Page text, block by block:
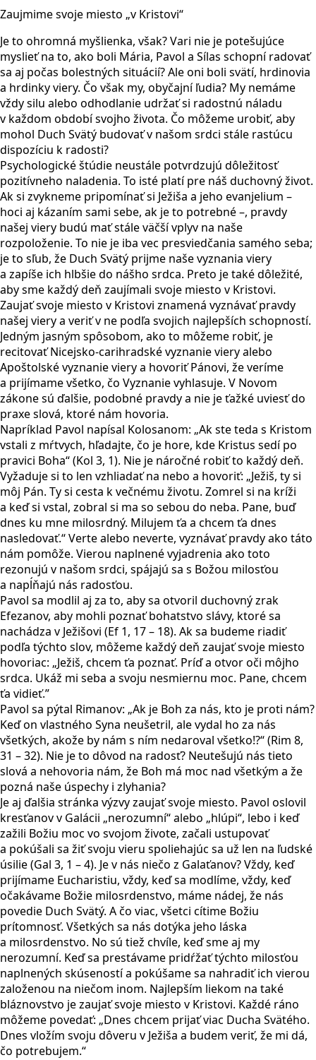
Zaujmime svoje miesto „v Kristovi“
Je to ohromná myšlienka, však? Vari nie je potešujúce
myslieť na to, ako boli Mária, Pavol a Sílas schopní radovať
sa aj počas bolestných situácií? Ale oni boli svätí, hrdinovia
a hrdinky viery. Čo však my, obyčajní ľudia? My nemáme
vždy silu alebo odhodlanie udržať si radostnú náladu
v každom období svojho života. Čo môžeme urobiť, aby
mohol Duch Svätý budovať v našom srdci stále rastúcu
dispozíciu k radosti?
Psychologické štúdie neustále potvrdzujú dôležitosť
pozitívneho naladenia. To isté platí pre náš duchovný život.
Ak si zvykneme pripomínať si Ježiša a jeho evanjelium –
hoci aj kázaním sami sebe, ak je to potrebné –, pravdy
našej viery budú mať stále väčší vplyv na naše
rozpoloženie. To nie je iba vec presviedčania samého seba;
je to sľub, že Duch Svätý prijme naše vyznania viery
a zapíše ich hlbšie do nášho srdca. Preto je také dôležité,
aby sme každý deň zaujímali svoje miesto v Kristovi.
Zaujať svoje miesto v Kristovi znamená vyznávať pravdy
našej viery a veriť v ne podľa svojich najlepších schopností.
Jedným jasným spôsobom, ako to môžeme robiť, je
recitovať Nicejsko-carihradské vyznanie viery alebo
Apoštolské vyznanie viery a hovoriť Pánovi, že veríme
a prijímame všetko, čo Vyznanie vyhlasuje. V Novom
zákone sú ďalšie, podobné pravdy a nie je ťažké uviesť do
praxe slová, ktoré nám hovoria.
Napríklad Pavol napísal Kolosanom: „Ak ste teda s Kristom
vstali z mŕtvych, hľadajte, čo je hore, kde Kristus sedí po
pravici Boha“ (Kol 3, 1). Nie je náročné robiť to každý deň.
Vyžaduje si to len vzhliadať na nebo a hovoriť: „Ježiš, ty si
môj Pán. Ty si cesta k večnému životu. Zomrel si na kríži
a keď si vstal, zobral si ma so sebou do neba. Pane, buď
dnes ku mne milosrdný. Milujem ťa a chcem ťa dnes
nasledovať.“ Verte alebo neverte, vyznávať pravdy ako táto
nám pomôže. Vierou naplnené vyjadrenia ako toto
rezonujú v našom srdci, spájajú sa s Božou milosťou
a napĺňajú nás radosťou.
Pavol sa modlil aj za to, aby sa otvoril duchovný zrak
Efezanov, aby mohli poznať bohatstvo slávy, ktoré sa
nachádza v Ježišovi (Ef 1, 17 – 18). Ak sa budeme riadiť
podľa týchto slov, môžeme každý deň zaujať svoje miesto
hovoriac: „Ježiš, chcem ťa poznať. Príď a otvor oči môjho
srdca. Ukáž mi seba a svoju nesmiernu moc. Pane, chcem
ťa vidieť.”
Pavol sa pýtal Rimanov: „Ak je Boh za nás, kto je proti nám?
Keď on vlastného Syna neušetril, ale vydal ho za nás
všetkých, akože by nám s ním nedaroval všetko!?“ (Rim 8,
31 – 32). Nie je to dôvod na radosť? Neutešujú nás tieto
slová a nehovoria nám, že Boh má moc nad všetkým a že
pozná naše úspechy i zlyhania?
Je aj ďalšia stránka výzvy zaujať svoje miesto. Pavol oslovil
kresťanov v Galácii „nerozumní“ alebo „hlúpi“, lebo i keď
zažili Božiu moc vo svojom živote, začali ustupovať
a pokúšali sa žiť svoju vieru spoliehajúc sa už len na ľudské
úsilie (Gal 3, 1 – 4). Je v nás niečo z Galaťanov? Vždy, keď
prijímame Eucharistiu, vždy, keď sa modlíme, vždy, keď
očakávame Božie milosrdenstvo, máme nádej, že nás
povedie Duch Svätý. A čo viac, všetci cítime Božiu
prítomnosť. Všetkých sa nás dotýka jeho láska
a milosrdenstvo. No sú tiež chvíle, keď sme aj my
nerozumní. Keď sa prestávame pridŕžať týchto milosťou
naplnených skúseností a pokúšame sa nahradiť ich vierou
založenou na niečom inom. Najlepším liekom na také
bláznovstvo je zaujať svoje miesto v Kristovi. Každé ráno
môžeme povedať: „Dnes chcem prijať viac Ducha Svätého.
Dnes vložím svoju dôveru v Ježiša a budem veriť, že mi dá,
čo potrebujem.“